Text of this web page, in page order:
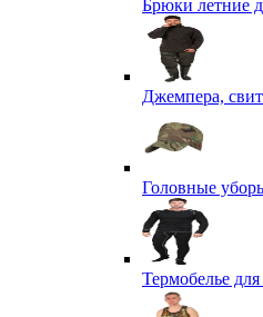
Брюки летние
Джемпера,
Головные
Термобелье